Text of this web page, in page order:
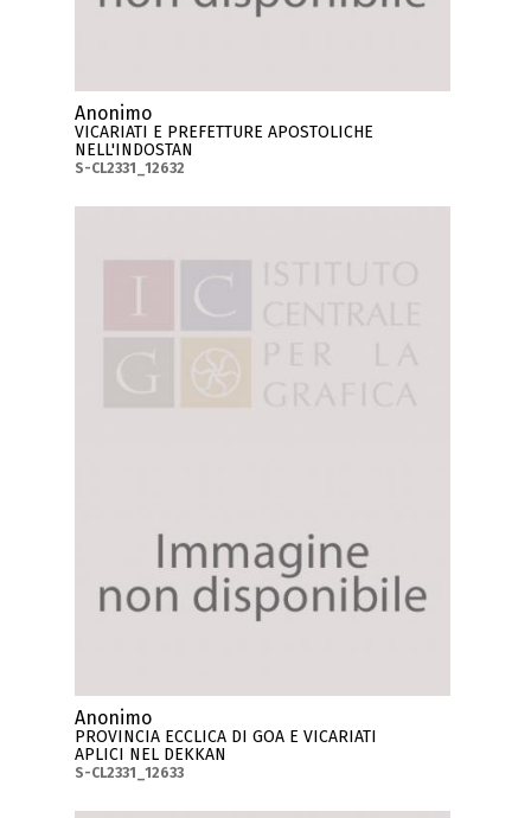
Anonimo
VICARIATI E PREFETTURE APOSTOLICHE
NELL'INDOSTAN
S-CL2331_12632
Anonimo
PROVINCIA ECCLICA DI GOA E VICARIATI
APLICI NEL DEKKAN
S-CL2331_12633